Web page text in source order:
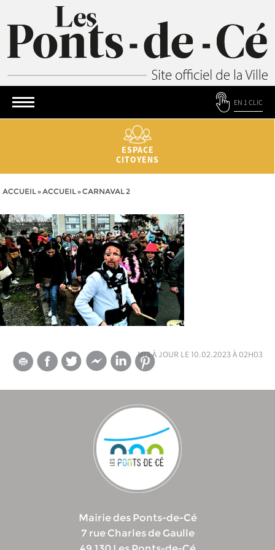
EN 1 CLIC
ESPACE
CITOYENS
ACCUEIL»ACCUEIL»CARNAVAL 2
mis à jour le 10.02.2023 à 02h03
Mairie des Ponts-de-Cé
7 rue Charles de Gaulle